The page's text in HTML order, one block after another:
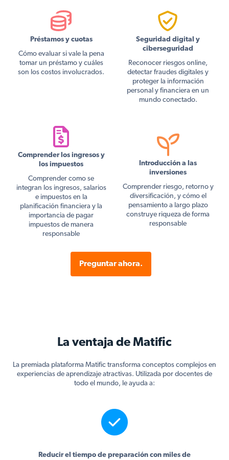
Préstamos y cuotas
Cómo evaluar si vale la pena
tomar un préstamo y cuáles
son los costos involucrados.
Seguridad digital y
ciberseguridad
Reconocer riesgos online,
detectar fraudes digitales y
proteger la información
personal y financiera en un
mundo conectado.
Comprender los ingresos y
los impuestos
Comprender como se
integran los ingresos, salarios
e impuestos en la
planificación financiera y la
importancia de pagar
impuestos de manera
responsable
Introducción a las
inversiones
Comprender riesgo, retorno y
diversificación, y cómo el
pensamiento a largo plazo
construye riqueza de forma
responsable
Preguntar ahora.
La ventaja de Matific
La premiada plataforma Matific transforma conceptos complejos en
experiencias de aprendizaje atractivas. Utilizada por docentes de
todo el mundo, le ayuda a:
Reducir el tiempo de preparación con miles de